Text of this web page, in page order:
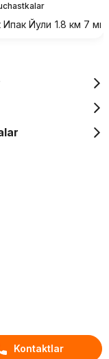
Kontaktlar
Йули 1.8 км 7